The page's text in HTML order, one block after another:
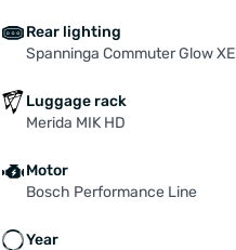
Rear lighting
Spanninga Commuter Glow XE
Luggage rack
Merida MIK HD
Motor
Bosch Performance Line
Year